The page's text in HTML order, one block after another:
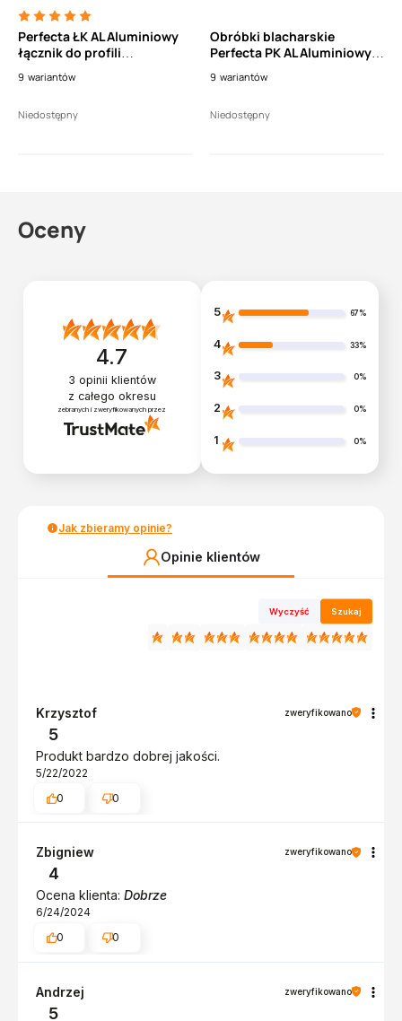
Perfecta ŁK AL Aluminiowy
łącznik do profili
flex
9 wariantów
Niedostępny
Obróbki blacharskie
Perfecta PK AL Aluminiowy
krawędzi balkonów i
9 wariantów
Niedostępny
Oceny
4.7
3 opinii klientów
z całego okresu
zebranych i zweryfikowanych przez
5 67%
4 33%
3 0%
2 0%
1 0%
Jak zbieramy opinie?
Opinie klientów
Wyczyść Szukaj
Krzysztof zweryfikowano
5
Produkt bardzo dobrej jakości.
5/22/2022
0
0
Zbigniew zweryfikowano
4
Ocena klienta: Dobrze
6/24/2024
0
0
Andrzej zweryfikowano
5